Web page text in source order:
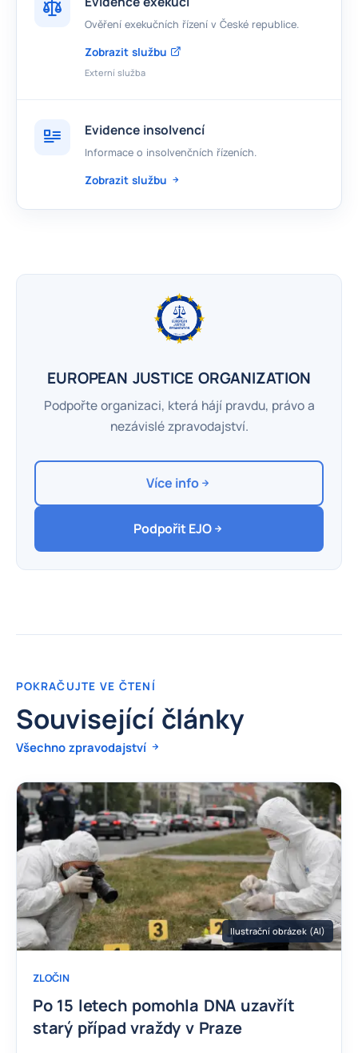
Ověření exekučních řízení v České republice.
Zobrazit službu
Externí služba
Evidence insolvencí
Informace o insolvenčních řízeních.
Zobrazit službu
EUROPEAN JUSTICE ORGANIZATION
Podpořte organizaci, která hájí pravdu, právo a
nezávislé zpravodajství.
Více info
Podpořit EJO
POKRAČUJTE VE ČTENÍ
Související články
Všechno zpravodajství
Ilustrační obrázek (AI)
ZLOČIN
Po 15 letech pomohla DNA uzavřít
starý případ vraždy v Praze